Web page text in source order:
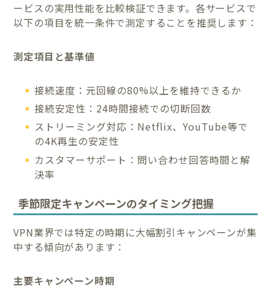
ービスの実用性能を比較検証できます。各サービスで
以下の項目を統一条件で測定することを推奨します：
測定項目と基準値
接続速度：元回線の80%以上を維持できるか
接続安定性：24時間接続での切断回数
ストリーミング対応：Netflix、YouTube等で
の4K再生の安定性
カスタマーサポート：問い合わせ回答時間と解
決率
季節限定キャンペーンのタイミング把握
VPN業界では特定の時期に大幅割引キャンペーンが集
中する傾向があります：
主要キャンペーン時期